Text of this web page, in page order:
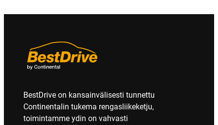
BestDrive on kansainvälisesti tunnettu
Continentalin tukema rengasliikeketju,
toimintamme ydin on vahvasti